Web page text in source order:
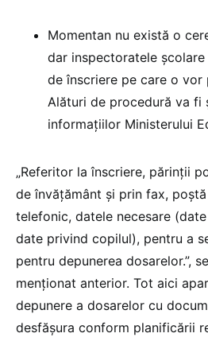
Momentan nu există o
dar inspectoratele
de înscriere pe care o vor
Alături de procedură va fi
informațiilor Ministerului
„Referitor la înscriere, părinții
de învățământ și prin fax,
telefonic, datele necesare
date privind copilul), pentru a
pentru depunerea dosarelor.”,
menționat anterior. Tot aici
depunere a dosarelor cu
desfășura conform planificării